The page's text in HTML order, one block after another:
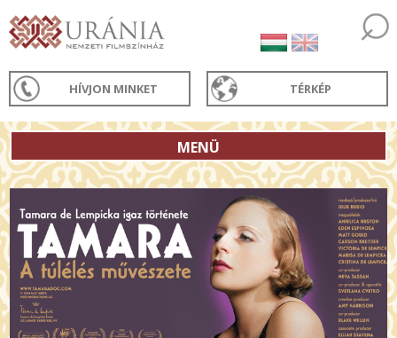
HÍVJON MINKET TÉRKÉP
MENÜ